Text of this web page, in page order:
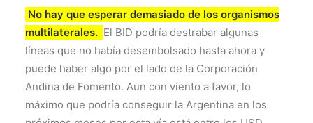
No hay que esperar demasiado de los organismos
multilaterales. El BID podría destrabar algunas
líneas que no había desembolsado hasta ahora y
puede haber algo por el lado de la Corporación
Andina de Fomento. Aun con viento a favor, lo
máximo que podría conseguir la Argentina en los